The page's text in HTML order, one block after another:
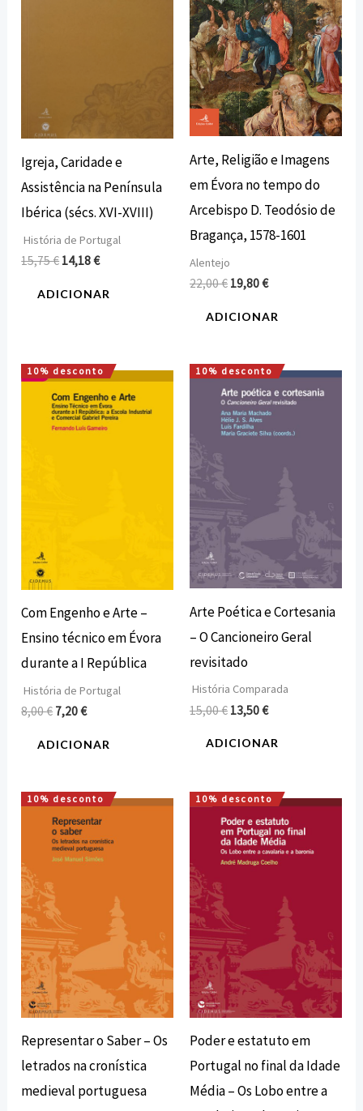
Igreja, Caridade e
Assistência na Península
Ibérica (sécs. XVI-XVIII)
História de Portugal
15,75€ 14,18€
ADICIONAR
Arte, Religião e Imagens
em Évora no tempo do
Arcebispo D. Teodósio de
Bragança, 1578-1601
Alentejo
22,00€ 19,80€
ADICIONAR
10% desconto
Com Engenho e Arte –
Ensino técnico em Évora
durante a I República
História de Portugal
8,00€
O
preço
original
era:
7,20€
O
preço
atual
é:
ADICIONAR
10% desconto
Arte Poética e Cortesania
– O Cancioneiro Geral
revisitado
História Comparada
15,00€
O
preço
original
era:
15,00 €.
13,50€
O
preço
atual
13,50 €.
ADICIONAR
10% desconto
Representar o Saber – Os
letrados na cronística
medieval portuguesa
O
preço
original
era:
13,00 €.
O
preço
atual
é:
11,70 €.
10% desconto
Poder e estatuto em
Portugal no final da Idade
Média – Os Lobo entre a
O
preço
original
era:
12,00 €.
O
preço
atual
é:
10,80 €.